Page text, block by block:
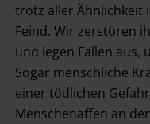
trotz aller Ähnlichkeit
Feind. Wir zerstören
und legen Fallen aus,
Sogar menschliche
einer tödlichen
Menschenaffen an